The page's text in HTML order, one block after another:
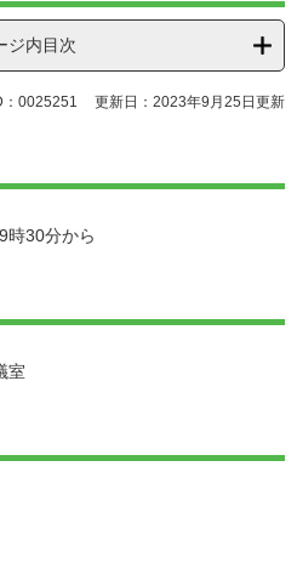
ジ内目次
0025251 更新日：2023年9月25日更新
時30分から
室